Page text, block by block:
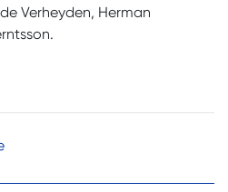
Verheyden, Herman